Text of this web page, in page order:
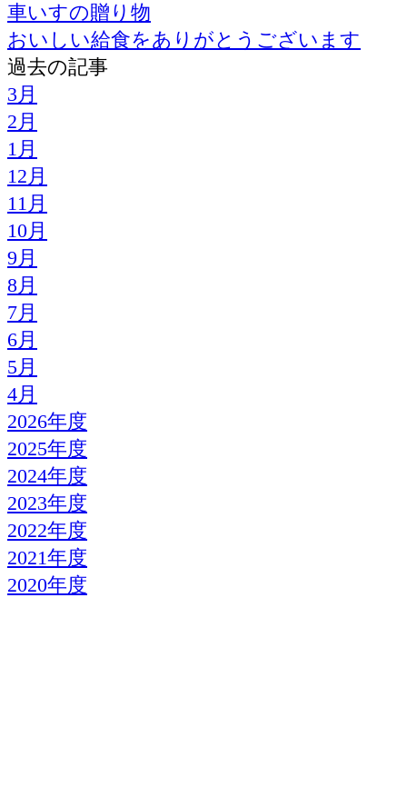
車いすの贈り物
おいしい給食をありがとうございます
過去の記事
3月
2月
1月
12月
11月
10月
9月
8月
7月
6月
5月
4月
2026年度
2025年度
2024年度
2023年度
2022年度
2021年度
2020年度